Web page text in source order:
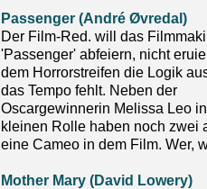
Passenger (André Øvredal)
Der Film-Red. will das
'Passenger' abfeiern, nicht
dem Horrorstreifen die Logik
das Tempo fehlt. Neben der
Oscargewinnerin Melissa Leo
kleinen Rolle haben noch zwei
eine Cameo in dem Film. Wer,
Mother Mary (David Lowery)